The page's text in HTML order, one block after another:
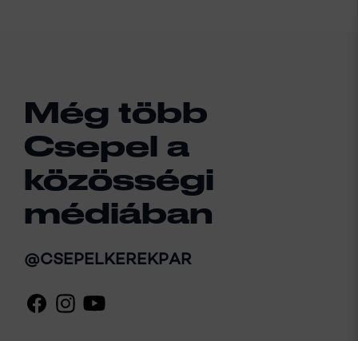
Még több
Csepel a
közösségi
médiában
@CSEPELKEREKPAR